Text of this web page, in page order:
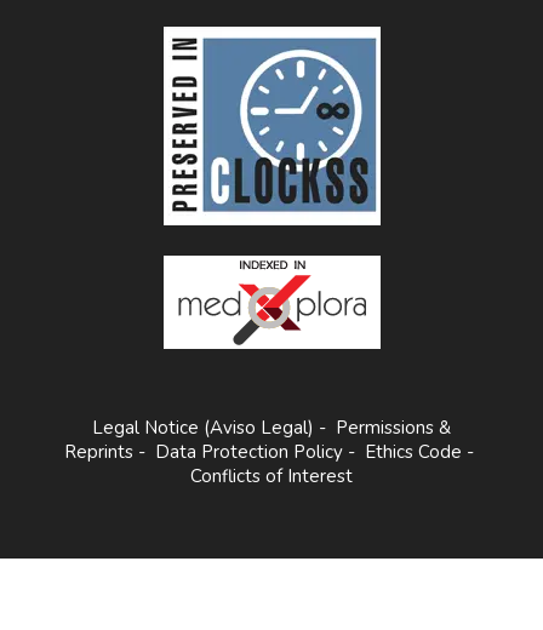
Legal Notice (Aviso Legal) - Permissions &
Reprints - Data Protection Policy - Ethics Code -
Conflicts of Interest